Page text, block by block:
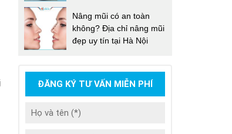
Nâng mũi có an toàn
không? Địa chỉ nâng mũi
đẹp uy tín tại Hà Nội
ĐĂNG KÝ TƯ VẤN MIỄN PHÍ